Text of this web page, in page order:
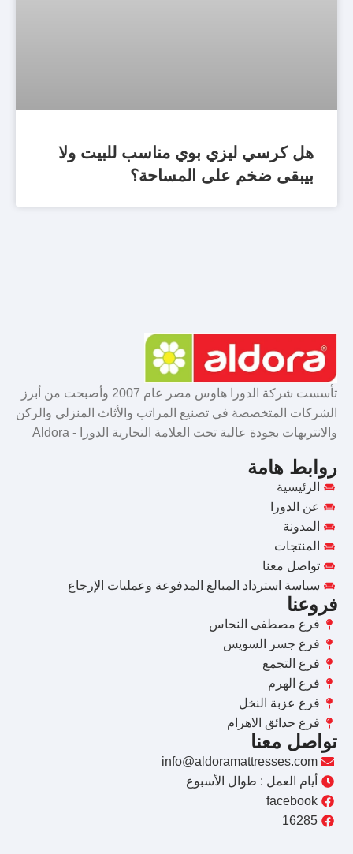
هل كرسي ليزي بوي مناسب للبيت ولا
بيبقى ضخم على المساحة؟
تأسست شركة الدورا هاوس مصر عام 2007 وأصبحت من أبرز
الشركات المتخصصة في تصنيع المراتب والأثاث المنزلي والركن
والانتريهات بجودة عالية تحت العلامة التجارية الدورا - Aldora
روابط هامة
الرئيسية
عن الدورا
المدونة
المنتجات
تواصل معنا
سياسة استرداد المبالغ المدفوعة وعمليات الإرجاع
فروعنا
فرع مصطفى النحاس
فرع جسر السويس
فرع التجمع
فرع الهرم
فرع عزبة النخل
فرع حدائق الاهرام
تواصل معنا
info@aldoramattresses.com
أيام العمل : طوال الأسبوع
facebook
16285